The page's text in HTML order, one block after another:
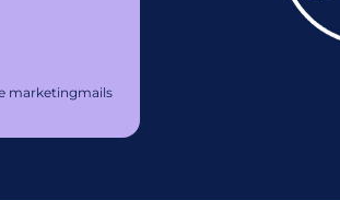
marketingmails